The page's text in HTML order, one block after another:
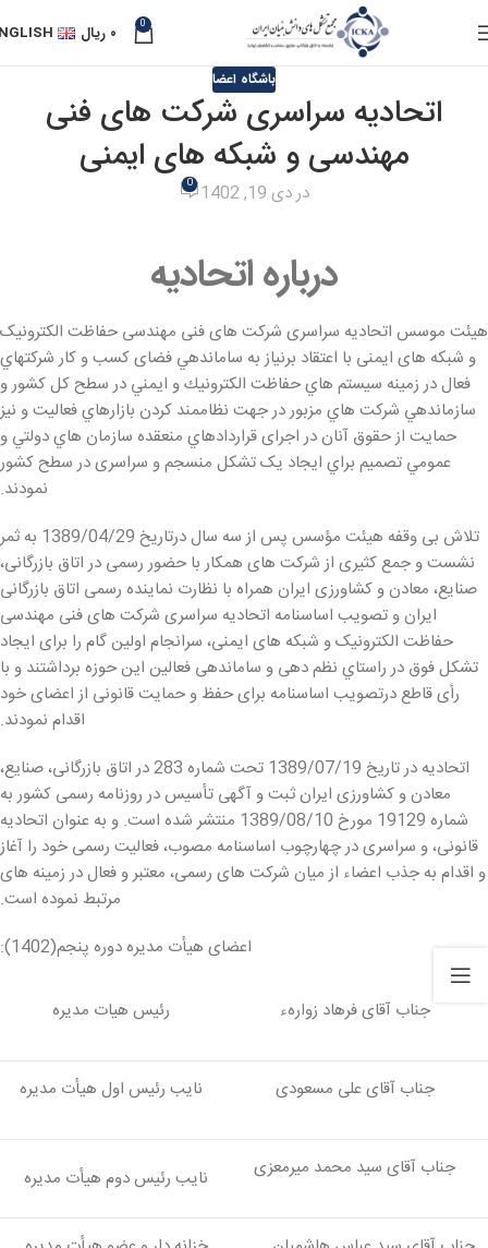
0 ۰ ریال
باشگاه اعضا
اتحادیه سراسری شرکت های فنی
مهندسی و شبکه های ایمنی
در دی 19, 1402 0
درباره اتحادیه
هیئت موسس اتحادیه سراسری شرکت­ های فنی مهندسی حفاظت الکترونیک
و شبکه­ های ایمنی با اعتقاد برنياز به ساماندهي فضای کسب و کار شركت­هاي
فعال در زمينه سيستم­ هاي حفاظت الكترونيك و ايمني در سطح كل كشور و
سازماندهي شركت هاي مزبور در جهت نظاممند كردن بازارهاي فعاليت و نيز
حمايت از حقوق آنان در اجرای قراردادهاي منعقده سازمان­ هاي دولتي و
عمومي تصميم براي ايجاد یک تشكل منسجم و سراسری در سطح كشور
نمودند.
تلاش بی­ وقفه هیئت مؤسس پس از سه سال درتاریخ 1389/04/29 به ثمر
نشست و جمع کثیری از شرکت­ های همکار با حضور رسمی در اتاق بازرگانی،
صنایع، معادن و کشاورزی ایران همراه با نظارت نماینده رسمی اتاق بازرگانی
ایران و تصویب اساسنامه اتحادیه سراسری شرکت ­های فنی مهندسی
حفاظت الکترونیک و شبکه­ های ایمنی، سرانجام اولین گام را برای ایجاد
تشکل فوق در راستاي نظم­ دهی و ساماندهی فعالين اين حوزه برداشتند و با
رأی قاطع درتصویب اساسنامه برای حفظ و حمایت قانونی از اعضای خود
اقدام نمودند.
اتحادیه در تاريخ 1389/07/19 تحت شماره 283 در اتاق بازرگانی، صنايع،
معادن و کشاورزی ايران ثبت و آگهی تأسیس در روزنامه رسمی کشور به
شماره 19129 مورخ 1389/08/10 منتشر شده است. و به عنوان اتحادیه
قانونی، و سراسری در چهارچوب اساسنامه مصوب، فعالیت رسمی خود را آغاز
و اقدام به جذب اعضاء از میان شرکت های رسمی، معتبر و فعال در زمینه­ های
مرتبط نموده است.
اعضای هیأت مدیره دوره پنجم(1402):
جناب آقای فرهاد زوارهء رئیس هیات مدیره
جناب آقای علی مسعودی نایب رئیس اول هیأت مدیره
جناب آقای سید محمد میرمعزی نایب رئیس دوم هیأت مدیره